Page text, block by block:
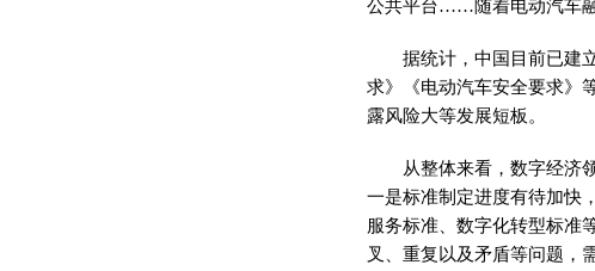
公共平台……随着电动汽车融
据统计，中国目前已建
求》《电动汽车安全要求》
露风险大等发展短板。
从整体来看，数字经济
一是标准制定进度有待加快
服务标准、数字化转型标准
叉、重复以及矛盾等问题，